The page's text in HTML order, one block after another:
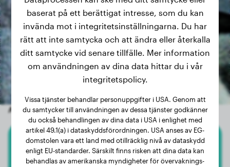
Andra slumpmässiga hundar
Cane Corso
baserat på ett berättigat intresse, som du kan
invända mot i integritetsinställningarna. Du har
rätt att inte samtycka och att ändra eller återkalla
ditt samtycke vid senare tillfälle. Mer information
om användningen av dina data hittar du i vår
integritetspolicy.
Vissa tjänster behandlar personuppgifter i USA. Genom att
du samtycker till användningen av dessa tjänster godkänner
du också behandlingen av dina data i USA i enlighet med
artikel 49.1(a) i dataskyddsförordningen. USA anses av EG-
domstolen vara ett land med otillräcklig nivå av dataskydd
enligt EU-standarder. Särskilt finns risken att dina data kan
behandlas av amerikanska myndigheter för övervaknings-